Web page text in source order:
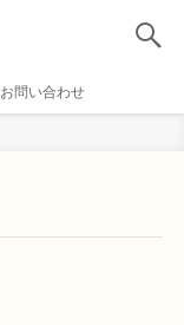
お問い合わせ